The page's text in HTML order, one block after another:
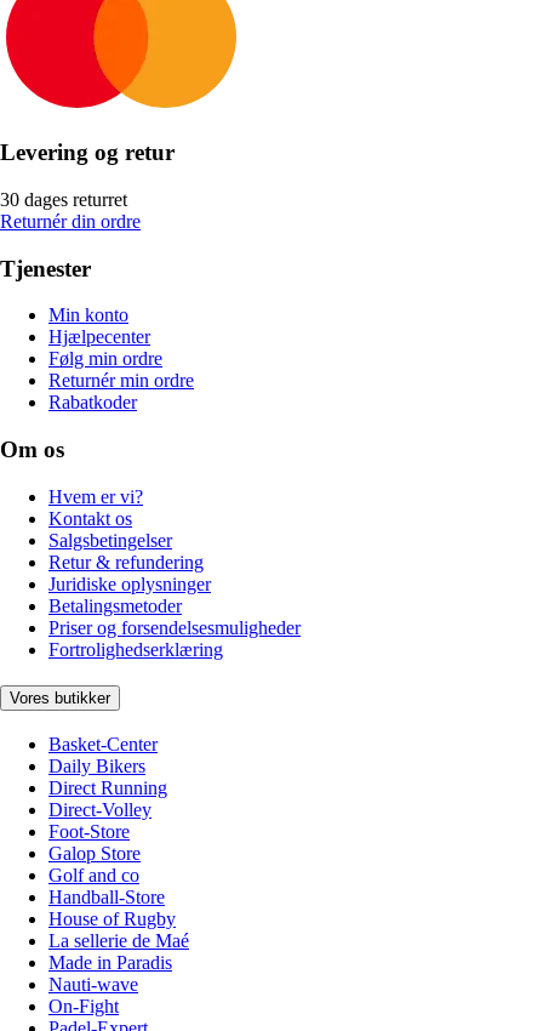
Levering og retur
30 dages returret
Returnér din ordre
Tjenester
Min konto
Hjælpecenter
Følg min ordre
Returnér min ordre
Rabatkoder
Om os
Hvem er vi?
Kontakt os
Salgsbetingelser
Retur & refundering
Juridiske oplysninger
Betalingsmetoder
Priser og forsendelsesmuligheder
Fortrolighedserklæring
Vores butikker
Basket-Center
Daily Bikers
Direct Running
Direct-Volley
Foot-Store
Galop Store
Golf and co
Handball-Store
House of Rugby
La sellerie de Maé
Made in Paradis
Nauti-wave
On-Fight